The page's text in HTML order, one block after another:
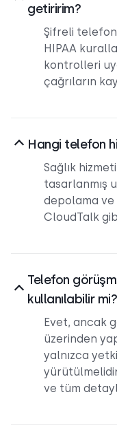
getiririm?
Şifreli
HIPAA
kontrolleri
çağrıların
Hangi telefon
Sağlık
tasarlanmış
depolama
CloudTalk
Telefon
kullanılabilir mi?
Evet, ancak
üzerinden
yalnızca
ve tüm